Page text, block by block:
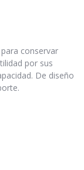
conservar
por sus
De diseño